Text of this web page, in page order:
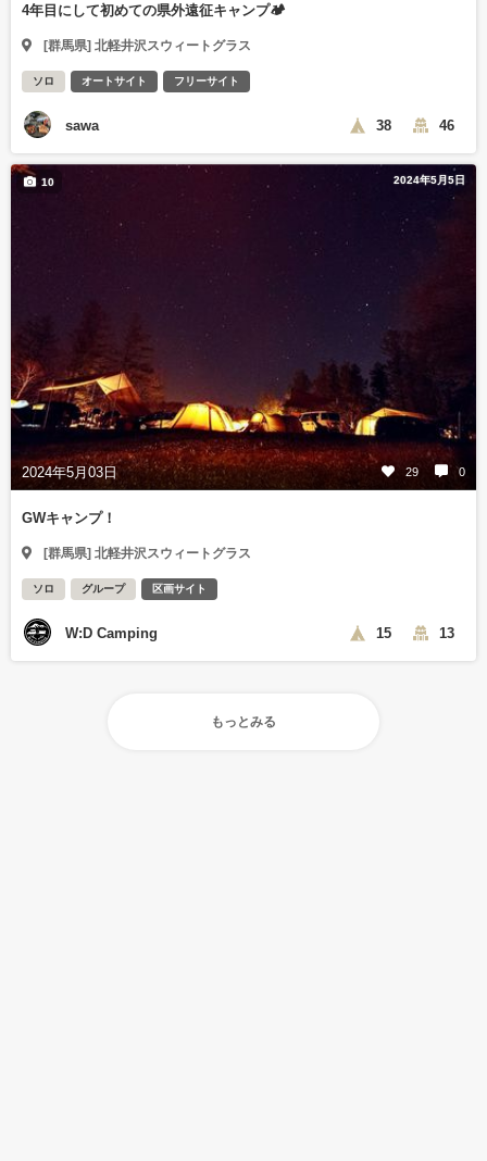
4年目にして初めての県外遠征キャンプ🏕️
[群馬県] 北軽井沢スウィートグラス
ソロ オートサイト フリーサイト
sawa 38 46
2024年5月5日
2024年5月03日 29 0
10
GWキャンプ！
[群馬県] 北軽井沢スウィートグラス
ソロ グループ 区画サイト
W:D Camping 15 13
もっとみる